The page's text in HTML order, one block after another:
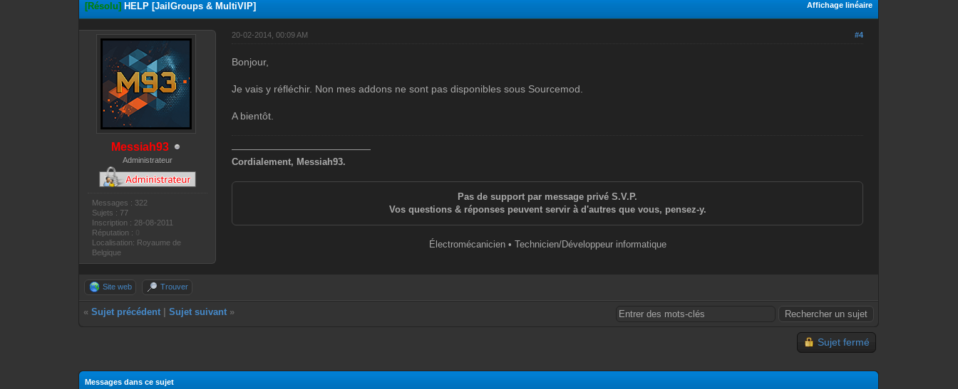
Affichage linéaire
[Résolu] HELP [JailGroups & MultiVIP]
Messiah93
Administrateur
Messages : 322
Sujets : 77
Inscription : 28-08-2011
Réputation :
Localisation: Royaume de
Belgique
#4
20-02-2014, 00:09 AM
Bonjour,
Je vais y réfléchir. Non mes addons ne sont pas disponibles sous Sourcemod.
A bientôt.
———————————————
Cordialement, Messiah93.
Pas de support par message privé S.V.P.
Vos questions & réponses peuvent servir à d'autres que vous, pensez-y.
Électromécanicien • Technicien/Développeur informatique
Site web Trouver
«Sujet précédent |Sujet suivant »
Sujet fermé
Messages dans ce sujet